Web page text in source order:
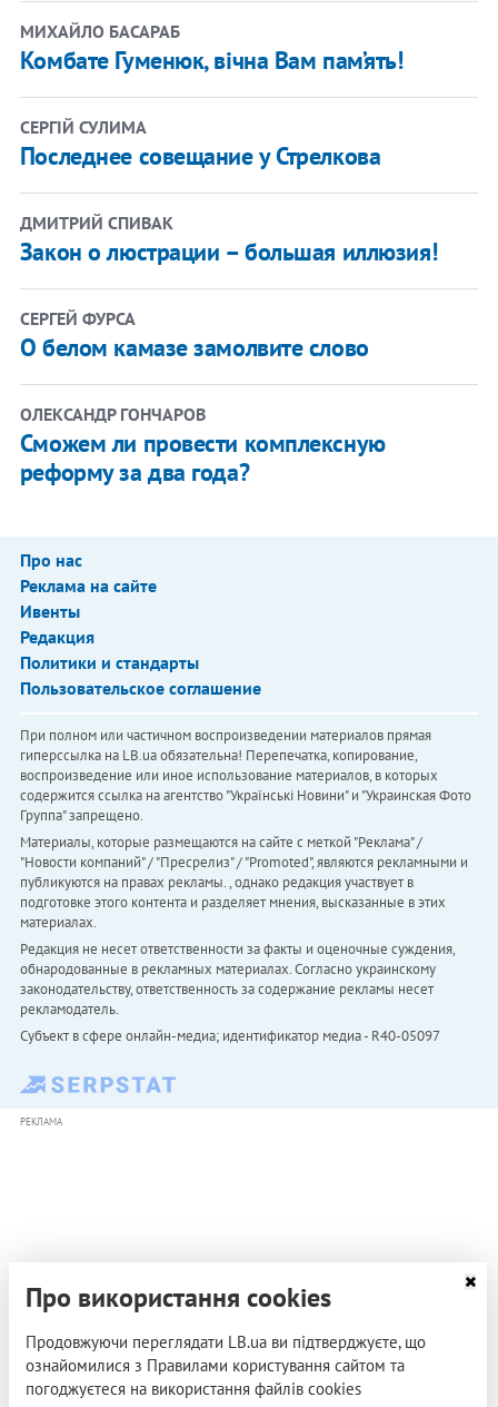
МИХАЙЛО БАСАРАБ
Комбате Гуменюк, вічна Вам пам’ять!
СЕРГІЙ СУЛИМА
Последнее совещание у Стрелкова
ДМИТРИЙ СПИВАК
Закон о люстрации – большая иллюзия!
СЕРГЕЙ ФУРСА
О белом камазе замолвите слово
ОЛЕКСАНДР ГОНЧАРОВ
Сможем ли провести комплексную
реформу за два года?
Про нас
Реклама на сайте
Ивенты
Редакция
Политики и стандарты
Пользовательское соглашение
При полном или частичном воспроизведении материалов прямая
гиперссылка на LB.ua обязательна! Перепечатка, копирование,
воспроизведение или иное использование материалов, в которых
содержится ссылка на агентство "Українськi Новини" и "Украинская Фото
Группа" запрещено.
Материалы, которые размещаются на сайте с меткой "Реклама" /
"Новости компаний" / "Пресрелиз" / "Promoted", являются рекламными и
публикуются на правах рекламы. , однако редакция участвует в
подготовке этого контента и разделяет мнения, высказанные в этих
материалах.
Редакция не несет ответственности за факты и оценочные суждения,
обнародованные в рекламных материалах. Согласно украинскому
законодательству, ответственность за содержание рекламы несет
рекламодатель.
Субъект в сфере онлайн-медиа; идентификатор медиа - R40-05097
РЕКЛАМА
Про використання cookies
Продовжуючи переглядати LB.ua ви підтверджуєте, що
ознайомилися з Правилами користування сайтом та
погоджуєтеся на використання файлів cookies